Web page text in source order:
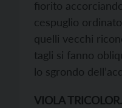
fiorito
cespuglio
quelli vecchi
tagli si fanno
lo sgrondo
VIOLA TRICOLOR.